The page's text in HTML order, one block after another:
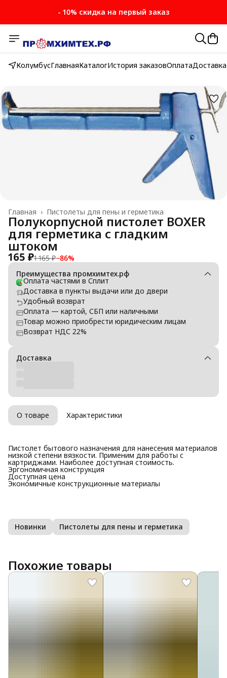
- 10% скидка на первый заказ
КолумбусГлавнаяКаталогИстория заказовОплатаДоставка
Пистолеты для пены и герметика
Главная ›
Полукорпусной пистолет BOXER
для герметика с гладким
штоком
165 ₽1 165 ₽−86%
Преимущества промхимтех.рф
Оплата частями в Сплит
Доставка в пункты выдачи или до двери
Удобный возврат
Оплата — картой, СБП или наличными
Товар можно приобрести юридическим лицам
Возврат НДС 22%
Доставка
О товаре Характеристики
Пистолет бытового назначения для нанесения материалов
низкой степени вязкости. Применим для работы с
картриджами. Наиболее доступная стоимость.
Эргономичная конструкция
Доступная цена
Экономичные конструкционные материалы
Новинки Пистолеты для пены и герметика
Похожие товары